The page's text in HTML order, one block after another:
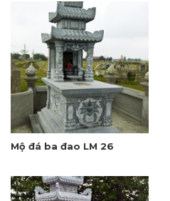
Mộ đá ba đao LM 26